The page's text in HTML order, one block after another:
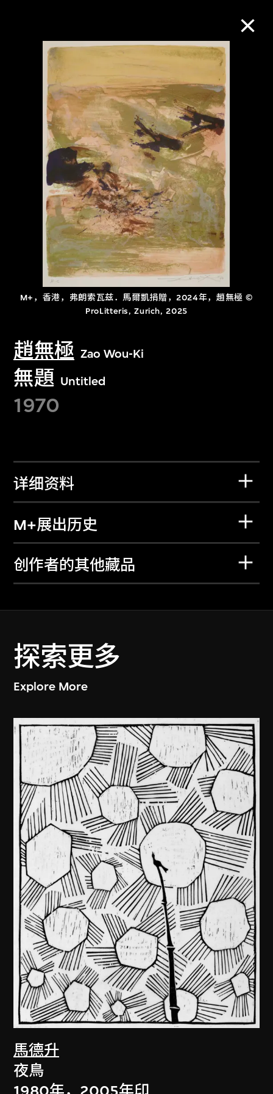
M+，香港，弗朗索瓦兹．馬爾凱捐贈，2024年，趙無極 ©
ProLitteris, Zurich, 2025
趙無極 Zao Wou-Ki
無題 Untitled
1970
详细资料
M+展出历史
创作者的其他藏品
探索更多
Explore More
馬德升
夜鳥
M+藏品
进一步筛选
关于M+藏品
探索世界顶级的二十及二十一世纪视觉
文化藏品。